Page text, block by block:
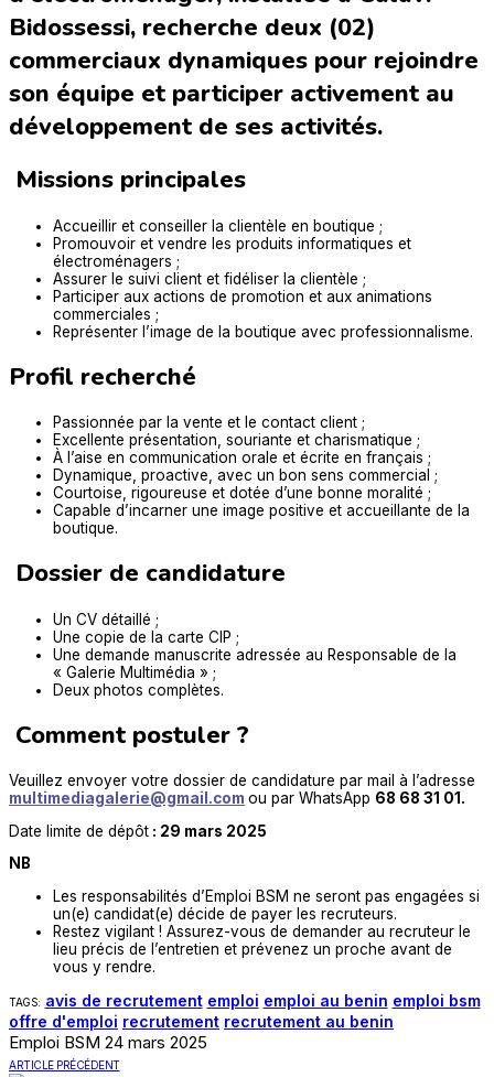
Bidossessi, recherche deux (02)
commerciaux dynamiques pour rejoindre
son équipe et participer activement au
développement de ses activités.
Missions principales
Accueillir et conseiller la clientèle en boutique ;
Promouvoir et vendre les produits informatiques et
électroménagers ;
Assurer le suivi client et fidéliser la clientèle ;
Participer aux actions de promotion et aux animations
commerciales ;
Représenter l’image de la boutique avec professionnalisme.
Profil recherché
Passionnée par la vente et le contact client ;
Excellente présentation, souriante et charismatique ;
À l’aise en communication orale et écrite en français ;
Dynamique, proactive, avec un bon sens commercial ;
Courtoise, rigoureuse et dotée d’une bonne moralité ;
Capable d’incarner une image positive et accueillante de la
boutique.
Dossier de candidature
Un CV détaillé ;
Une copie de la carte CIP ;
Une demande manuscrite adressée au Responsable de la
« Galerie Multimédia » ;
Deux photos complètes.
Comment postuler ?
Veuillez envoyer votre dossier de candidature par mail à l’adresse
multimediagalerie@gmail.com ou par WhatsApp 68 68 31 01.
Date limite de dépôt : 29 mars 2025
NB
Les responsabilités d’Emploi BSM ne seront pas engagées si
un(e) candidat(e) décide de payer les recruteurs.
Restez vigilant ! Assurez-vous de demander au recruteur le
lieu précis de l’entretien et prévenez un proche avant de
vous y rendre.
TAGS: avis de recrutement emploi emploi au benin emploi bsm
offre d'emploi recrutement recrutement au benin
Emploi BSM 24 mars 2025
ARTICLE PRÉCÉDENT